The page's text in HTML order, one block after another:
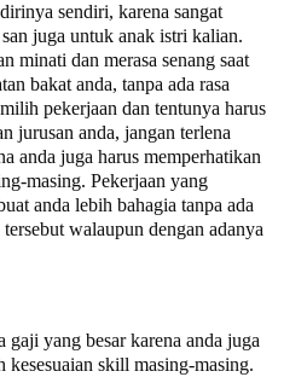
sendiri, karena sangat
juga untuk anak istri kalian.
minati dan merasa senang saat
bakat anda, tanpa ada rasa
pekerjaan dan tentunya harus
jurusan anda, jangan terlena
anda juga harus memperhatikan
masing. Pekerjaan yang
anda lebih bahagia tanpa ada
walaupun dengan adanya
gaji yang besar karena anda juga
kesesuaian skill masing-masing.